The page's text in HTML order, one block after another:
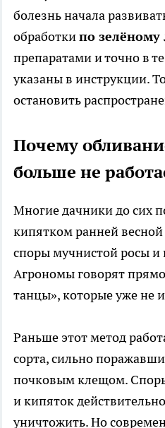
болезнь начала
обработкипо зелёному
препаратами и точно в
указаны в инструкции.
остановить
Почему
больше не
Многие дачники до сих
кипятком ранней
споры мучнистой росы и
Агрономы говорят
танцы», которые уже не
Раньше этот метод
сорта, сильно
почковым клещом.
и кипяток
уничтожить. Но